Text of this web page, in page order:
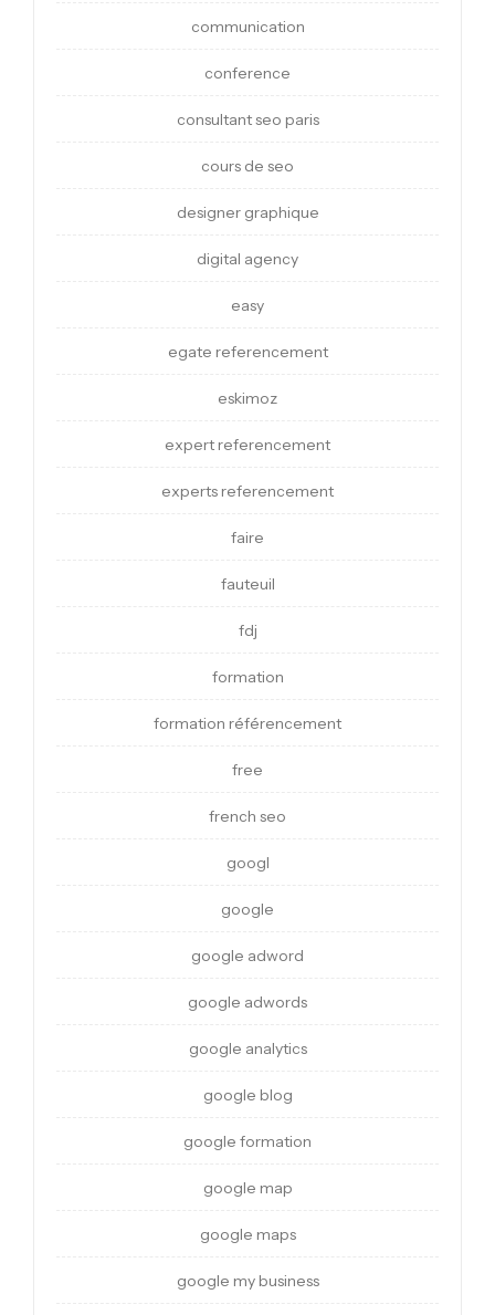
communication
conference
consultant seo paris
cours de seo
designer graphique
digital agency
easy
egate referencement
eskimoz
expert referencement
experts referencement
faire
fauteuil
fdj
formation
formation référencement
free
french seo
googl
google
google adword
google adwords
google analytics
google blog
google formation
google map
google maps
google my business